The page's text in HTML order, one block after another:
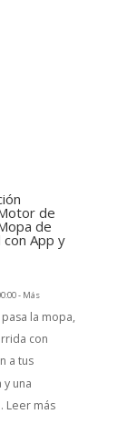
de
de
App y
- Más
la mopa,
con
a tus
una
Leer más